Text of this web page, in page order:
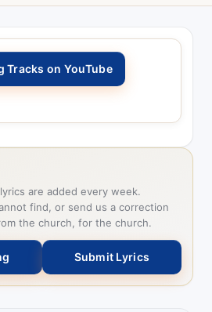
Tracks on YouTube
are added every week.
find, or send us a correction
the church, for the church.
Submit Lyrics